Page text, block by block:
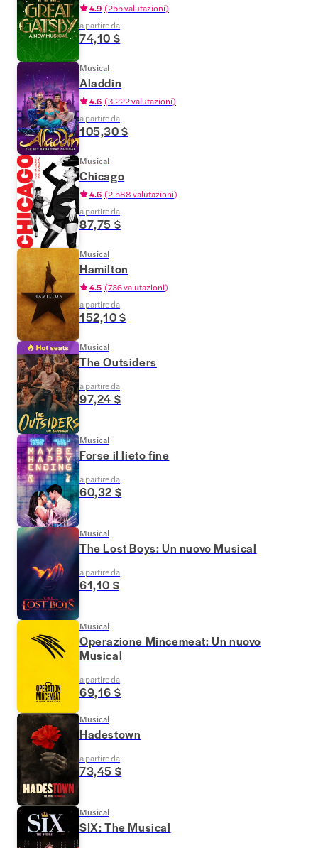
4.9 (255 valutazioni)
a partire da
74,10 $
Musical
Aladdin
4.6 (3.222 valutazioni)
a partire da
105,30 $
Musical
Chicago
4.6 (2.588 valutazioni)
a partire da
87,75 $
Musical
Hamilton
4.5 (736 valutazioni)
a partire da
152,10 $
Musical
The Outsiders
a partire da
97,24 $
Musical
Forse il lieto fine
a partire da
60,32 $
Musical
The Lost Boys: Un nuovo Musical
a partire da
61,10 $
Musical
Operazione Mincemeat: Un nuovo
Musical
a partire da
69,16 $
Musical
Hadestown
a partire da
73,45 $
Musical
SIX: The Musical